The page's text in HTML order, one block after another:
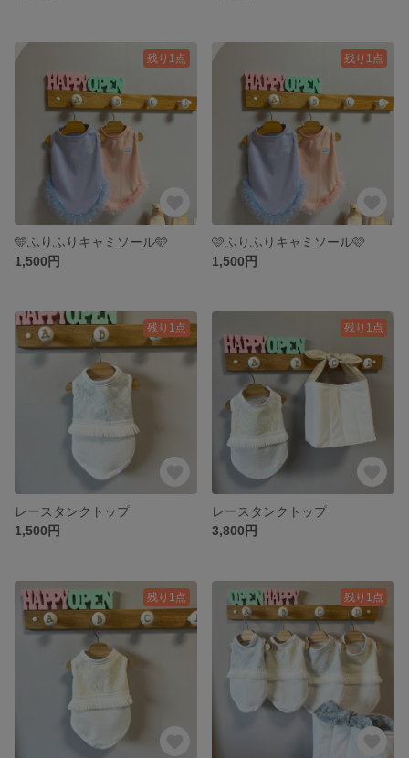
残り1点
🩵ふりふりキャミソール🩵
1,500円
残り1点
🩷ふりふりキャミソール🩷
1,500円
残り1点
レースタンクトップ
1,500円
残り1点
レースタンクトップ
3,800円
残り1点 残り1点